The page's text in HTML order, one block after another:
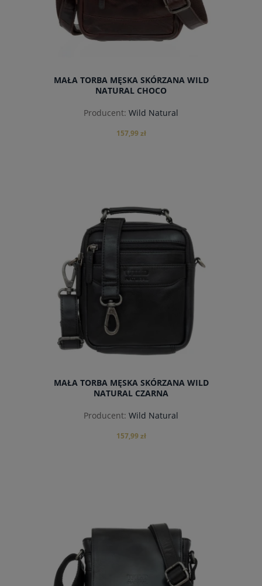
MAŁA TORBA MĘSKA SKÓRZANA WILD
NATURAL CHOCO
Producent: Wild Natural
157,99 zł
do koszyka
MAŁA TORBA MĘSKA SKÓRZANA WILD
NATURAL CZARNA
Producent: Wild Natural
157,99 zł